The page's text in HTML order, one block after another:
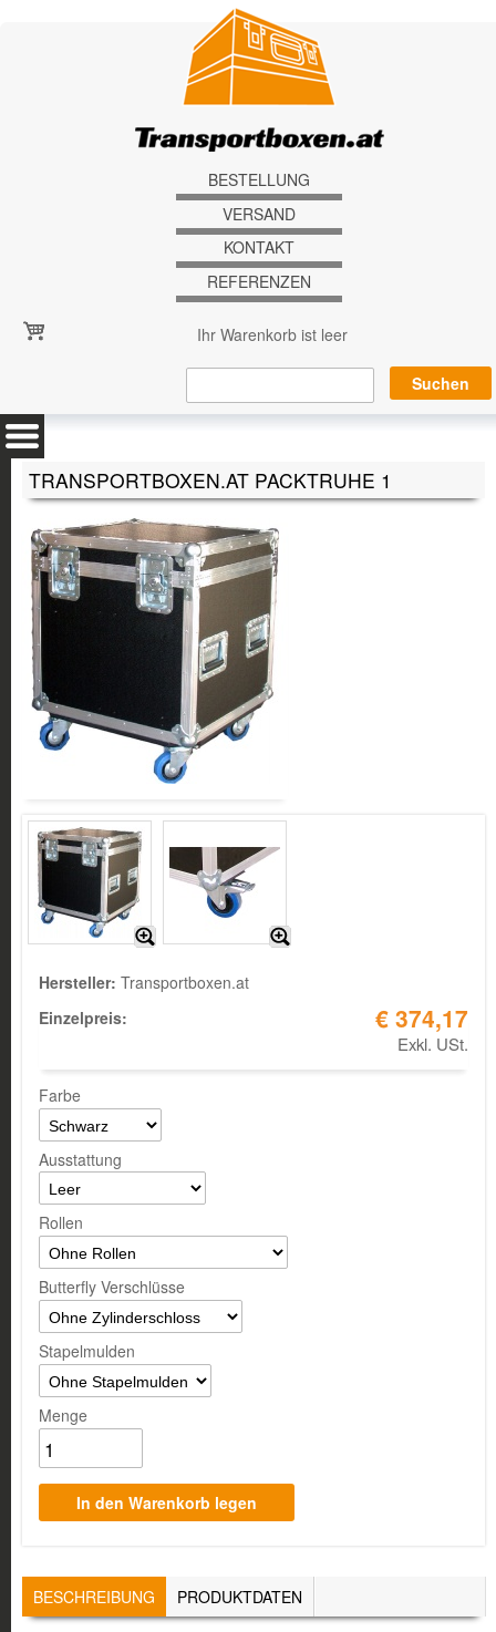
BESTELLUNG
VERSAND
KONTAKT
REFERENZEN
Ihr Warenkorb ist leer
TRANSPORTBOXEN.AT PACKTRUHE 1
Hersteller: Transportboxen.at
Einzelpreis:
€ 374,17
Exkl. USt.
Farbe
Ausstattung
Rollen
Butterfly Verschlüsse
Stapelmulden
Menge
TABS
BESCHREIBUNG (AKTIVER
REITER)
PRODUKTDATEN